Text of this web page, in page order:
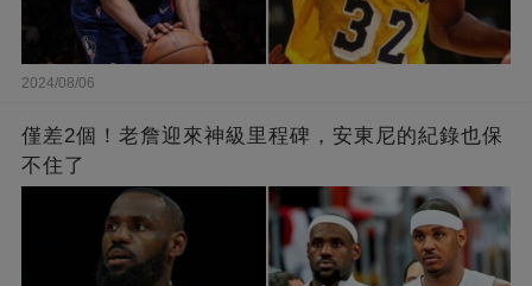
2024/08/06
僅差2個！老詹迎來神級里程碑，安東尼的紀錄也保
不住了